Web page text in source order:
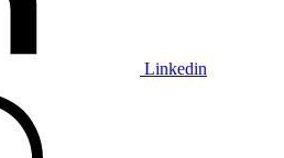
Linkedin